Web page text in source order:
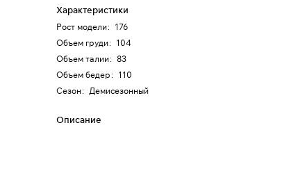
Характеристики
Рост модели: 176
Объем груди: 104
Объем талии: 83
Объем бедер: 110
Сезон: Демисезонный
Описание